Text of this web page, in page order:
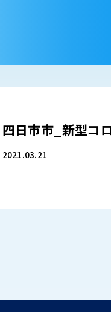
四日市市_新型コ
2021.03.21